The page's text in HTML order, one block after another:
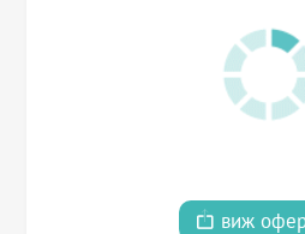
виж